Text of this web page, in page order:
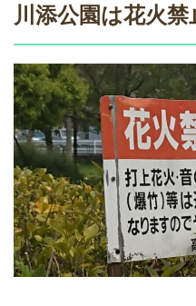
川添公園は花火禁